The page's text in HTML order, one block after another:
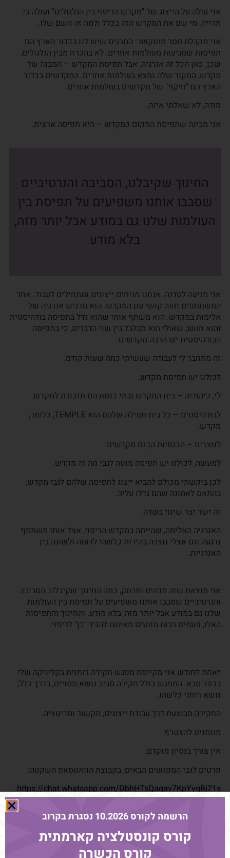
אני עולה על הייצוג של "מקדש הריפוי בין הגלגולים" ועולה בי
תהייה. מי שם את המקדש הזה בכלל ולמה זה השם שלו.
אני מקבלת מסר מתוקשר: המבנים שיש לנו בכדור הארץ הם
תפיסות שמגיעות מעולמות אחרים. לא בהכרח מבין הגלגולים,
שכן, כאן הכל זה אנרגיה, אבל תפיסת המקדש – המבנה של
מקדש, המקור שלה נמצא בעולמות אחרים. המקדשים בכדור
הארץ הם "חיקוי" של מקדשים בעולמות אחרים.
מודה, לא שאלתי איזה.
אני מבינה שתפיסת המקום כמקדש – היא תפיסה ארצית.
החינוך שקיבלנו, הסביבה והנרטיביים
שסבבו אותנו משפיעים על תפיסת בין
העולמות שלנו גם במודע אבל יותר מזה,
בלא מודע
אני מגיעה לסדנה. אנחנו מניחים ייצוגים ומתחילים לעבוד. אחד
המשתתפים חווה קושי עם המקדש. הוא מרגיש אנרגיה של
אלימות במקדש. הוא משתף אותי שהוא גדל בתפיסה בודהיסטית
והוא חושב שאולי הוא מבלבל בין שני הדברים, כי בתפיסה
הבודהיסטית יש הרבה מקדשים.
זה מתחבר לי לעבודה שעשיתי כמה שעות קודם.
לכולנו יש תפיסת מקדש.
לי, כיהודיה – בית המקדש ובתי כנסת הם תזכורת למקדש.
לבודהיסטים – כל בית תפילה שלהם הוא TEMPLE, כלומר,
מקדש.
לנוצרים – הכנסיות הן גם מקדשים
למעשה, לכולנו יש תפיסה מוטה לגבי מה זה מקדש.
לכן ביקשתי מכולם להביא ייצוג לתפיסה שלהם לגבי מקדש,
בהתאם לאמונה שהם גדלו עליה.
זה ישר יצר שינוי בשדה.
האנרגיה האלימה, שהייתה במקדש הריפוי, אצל אותו משתתף
נרגעה וגם אצלי נוצרה בהירות כלשהי לדומה ולשונה בין
האנרגיות.
אני מוצאת שזה מדהים ומרתק, כמה החינוך שקיבלנו, הסביבה
והנרטיביים שסבבו אותנו משפיעים על תפיסת בין העולמות
שלנו גם במודע אבל יותר מזה, בלא מודע. והחינוך והתפיסות
האלו, פעמים רבות מונעים מאיתנו להגיד "כן" לריפוי.
*אחת לחודש אני מקיימת מפגש חקירה רוחנית בקליניקה שלי
בכפר סבא. המפגש כולל חקירה סביב נושא מסויים, בדרך כלל,
נושא רוחני כלשהו.
החקירה מבוצעת דרך עבודת ייצוגים, תקשור ומדיטציה.
מוזמנים להצטרף.
אין צורך בנסיון מוקדם.
פרטים לגבי המפגשים הבאים, בקבוצת הוואטסאפ השקטה:
https://chat.whatsapp.com/DbhHTsQagav7KpYyqBj21s
הרשמה לקורס 10.2026 נסגרת בקרוב
קורס קונסטלציה קארמתית
קורס הכשרה